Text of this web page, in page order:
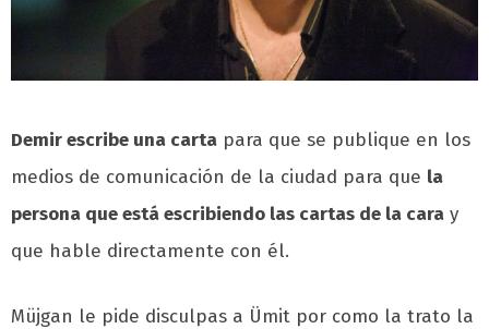
Demir escribe una carta para que se publique en los
medios de comunicación de la ciudad para que la
persona que está escribiendo las cartas de la cara y
que hable directamente con él.
Müjgan le pide disculpas a Ümit por como la trato la